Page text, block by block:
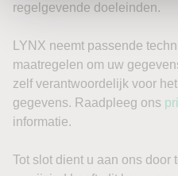
regelgevende doeleinden.
LYNX neemt passende
maatregelen om uw
zelf verantwoordelijk voor
gegevens. Raadpleeg ons
informatie.
Tot slot dient u aan ons door